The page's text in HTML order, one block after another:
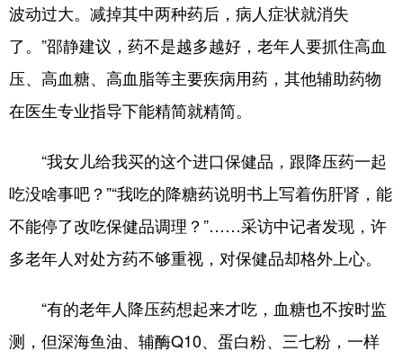
波动过大。减掉其中两种药后，病人症状就消失
了。”邵静建议，药不是越多越好，老年人要抓住高血
压、高血糖、高血脂等主要疾病用药，其他辅助药物
在医生专业指导下能精简就精简。
“我女儿给我买的这个进口保健品，跟降压药一起
吃没啥事吧？”“我吃的降糖药说明书上写着伤肝肾，能
不能停了改吃保健品调理？”……采访中记者发现，许
多老年人对处方药不够重视，对保健品却格外上心。
“有的老年人降压药想起来才吃，血糖也不按时监
测，但深海鱼油、辅酶Q10、蛋白粉、三七粉，一样